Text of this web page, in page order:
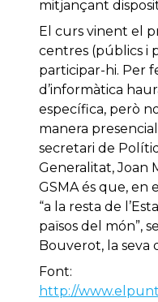
mitjançant
El curs vinent el
centres (públics i
participar-hi. Per
d’informàtica
específica, però
manera
secretari de
Generalitat, Joan
GSMA és que, en
“a la resta de
països del món”,
Bouverot, la seva
Font:
http://